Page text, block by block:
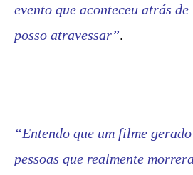
evento que aconteceu atrás
posso atravessar”.
“Entendo que um filme
pessoas que realmente